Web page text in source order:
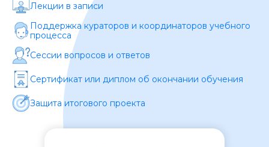
Лекции в записи
Поддержка кураторов и координаторов учебного
процесса
Сессии вопросов и ответов
Сертификат или диплом об окончании обучения
Защита итогового проекта
ОСТАВИТЬ ОТЗЫВ